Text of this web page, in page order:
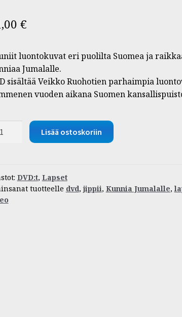
€
luontokuvat eri puolilta Suomea ja
Jumalalle.
sisältää Veikko Ruohotien parhaimpia
vuoden aikana Suomen
Lisää ostoskoriin
DVD:t, Lapset
tuotteelle dvd,jippii, Kunnia Jumalalle,